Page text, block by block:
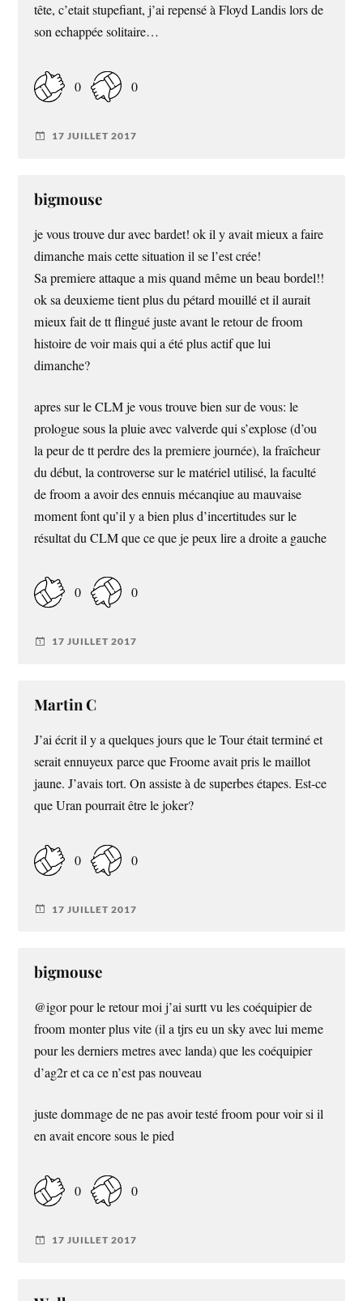
tête, c’etait stupefiant, j’ai repensé à Floyd Landis lors de
son echappée solitaire…
0 0
17 JUILLET 2017
bigmouse
je vous trouve dur avec bardet! ok il y avait mieux a faire
dimanche mais cette situation il se l’est crée!
Sa premiere attaque a mis quand même un beau bordel!!
ok sa deuxieme tient plus du pétard mouillé et il aurait
mieux fait de tt flingué juste avant le retour de froom
histoire de voir mais qui a été plus actif que lui
dimanche?
apres sur le CLM je vous trouve bien sur de vous: le
prologue sous la pluie avec valverde qui s’explose (d’ou
la peur de tt perdre des la premiere journée), la fraîcheur
du début, la controverse sur le matériel utilisé, la faculté
de froom a avoir des ennuis mécanqiue au mauvaise
moment font qu’il y a bien plus d’incertitudes sur le
résultat du CLM que ce que je peux lire a droite a gauche
0 0
17 JUILLET 2017
Martin C
J’ai écrit il y a quelques jours que le Tour était terminé et
serait ennuyeux parce que Froome avait pris le maillot
jaune. J’avais tort. On assiste à de superbes étapes. Est-ce
que Uran pourrait être le joker?
0 0
17 JUILLET 2017
bigmouse
@igor pour le retour moi j’ai surtt vu les coéquipier de
froom monter plus vite (il a tjrs eu un sky avec lui meme
pour les derniers metres avec landa) que les coéquipier
d’ag2r et ca ce n’est pas nouveau
juste dommage de ne pas avoir testé froom pour voir si il
en avait encore sous le pied
0 0
17 JUILLET 2017